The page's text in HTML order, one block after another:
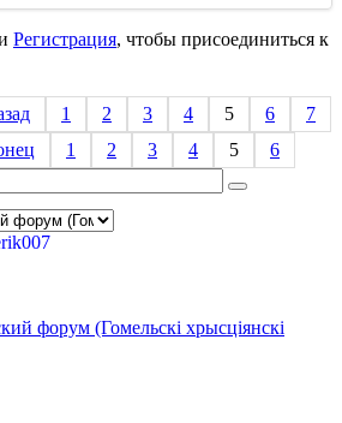
Регистрация, чтобы присоединиться к
1 2 3 4 5 6
7
1 2 3 4 5
6
форум (Гомельскі хрысціянскі